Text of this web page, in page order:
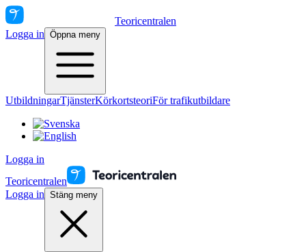
Teoricentralen
Logga in Öppna meny
UtbildningarTjänsterKörkortsteoriFör trafikutbildare
Logga in
Teoricentralen
Logga in Stäng meny